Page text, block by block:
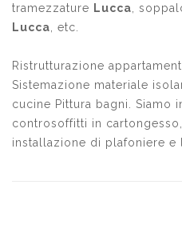
tramezzature Lucca ,
Lucca , etc.
Ristrutturazione
Sistemazione materiale
cucine Pittura bagni. Siamo
controsoffitti in
installazione di plafoniere e